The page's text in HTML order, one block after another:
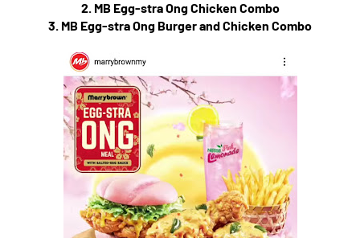
2. MB Egg-stra Ong Chicken Combo
3. MB Egg-stra Ong Burger and Chicken Combo